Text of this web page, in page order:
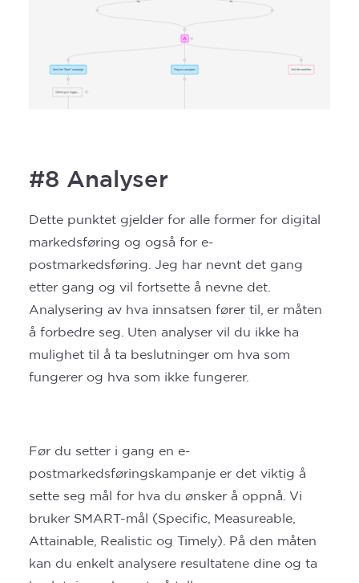
#8 Analyser
Dette punktet gjelder for alle former for digital
markedsføring og også for e-
postmarkedsføring. Jeg har nevnt det gang
etter gang og vil fortsette å nevne det.
Analysering av hva innsatsen fører til, er måten
å forbedre seg. Uten analyser vil du ikke ha
mulighet til å ta beslutninger om hva som
fungerer og hva som ikke fungerer.
Før du setter i gang en e-
postmarkedsføringskampanje er det viktig å
sette seg mål for hva du ønsker å oppnå. Vi
bruker SMART-mål (Specific, Measureable,
Attainable, Realistic og Timely). På den måten
kan du enkelt analysere resultatene dine og ta